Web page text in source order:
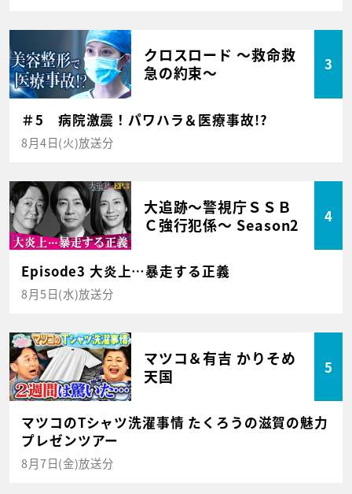
クロスロード ～救命救
急の約束～
3
＃5 病院激震！パワハラ＆医療事故!?
8月4日(火)放送分
大追跡～警視庁ＳＳＢ
Ｃ強行犯係～ Season2
4
Episode3 大炎上…暴走する正義
8月5日(水)放送分
マツコ＆有吉 かりそめ
天国
5
マツコのTシャツ洗濯事情 たくろうの滋賀の魅力
プレゼンツアー
8月7日(金)放送分